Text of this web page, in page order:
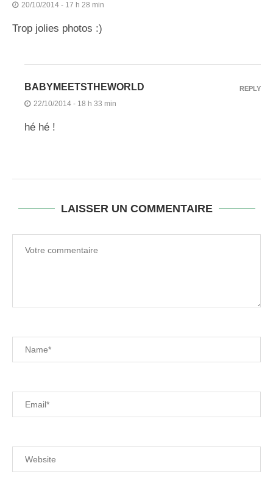
20/10/2014 - 17 h 28 min
Trop jolies photos :)
BABYMEETSTHEWORLD
22/10/2014 - 18 h 33 min
hé hé !
REPLY
LAISSER UN COMMENTAIRE